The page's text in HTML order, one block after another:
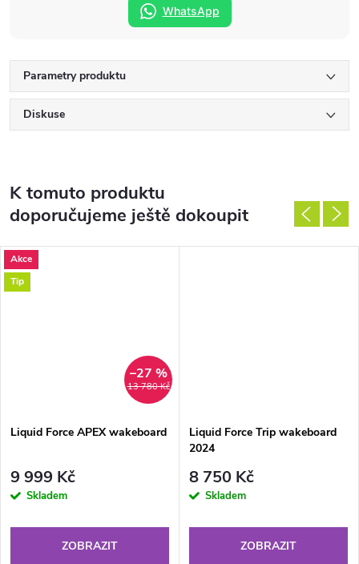
WhatsApp
Parametry produktu
Diskuse
K tomuto produktu
doporučujeme ještě dokoupit
Akce
Tip
13 780 Kč
–27 %
Liquid Force APEX wakeboard
9 999 Kč
Skladem
ZOBRAZIT
Liquid Force Trip wakeboard
2024
8 750 Kč
Skladem
ZOBRAZIT